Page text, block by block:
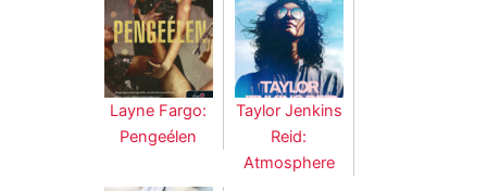
Layne Fargo:
Pengeélen
Taylor Jenkins
Reid:
Atmosphere